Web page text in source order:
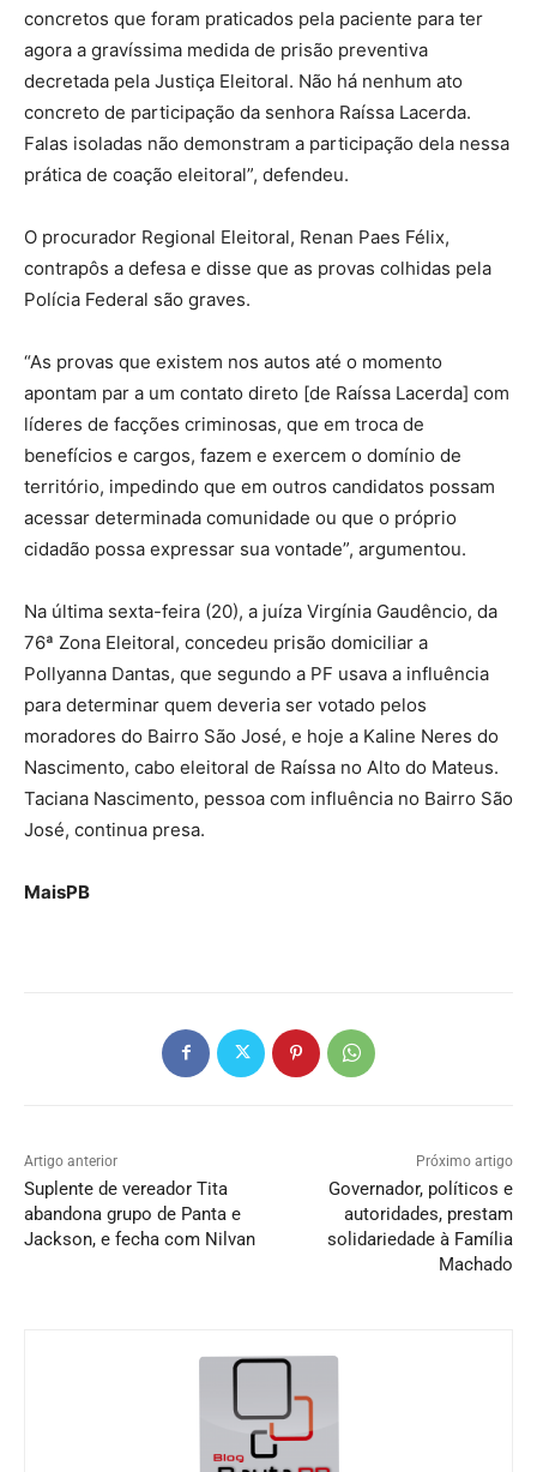
concretos que foram praticados pela paciente para ter
agora a gravíssima medida de prisão preventiva
decretada pela Justiça Eleitoral. Não há nenhum ato
concreto de participação da senhora Raíssa Lacerda.
Falas isoladas não demonstram a participação dela nessa
prática de coação eleitoral”, defendeu.
O procurador Regional Eleitoral, Renan Paes Félix,
contrapôs a defesa e disse que as provas colhidas pela
Polícia Federal são graves.
“As provas que existem nos autos até o momento
apontam par a um contato direto [de Raíssa Lacerda] com
líderes de facções criminosas, que em troca de
benefícios e cargos, fazem e exercem o domínio de
território, impedindo que em outros candidatos possam
acessar determinada comunidade ou que o próprio
cidadão possa expressar sua vontade”, argumentou.
Na última sexta-feira (20), a juíza Virgínia Gaudêncio, da
76ª Zona Eleitoral, concedeu prisão domiciliar a
Pollyanna Dantas, que segundo a PF usava a influência
para determinar quem deveria ser votado pelos
moradores do Bairro São José, e hoje a Kaline Neres do
Nascimento, cabo eleitoral de Raíssa no Alto do Mateus.
Taciana Nascimento, pessoa com influência no Bairro São
José, continua presa.
MaisPB
Artigo anterior
Suplente de vereador Tita
abandona grupo de Panta e
Jackson, e fecha com Nilvan
Próximo artigo
Governador, políticos e
autoridades, prestam
solidariedade à Família
Machado